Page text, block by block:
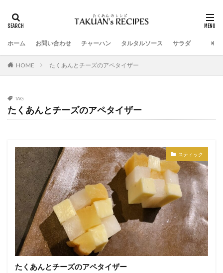
ホーム お問い合わせ チャーハン タルタルソース サラダ
HOME たくあんとチーズのアペタイザー
TAG
たくあんとチーズのアペタイザー
スティック
たくあんとチーズのアペタイザー